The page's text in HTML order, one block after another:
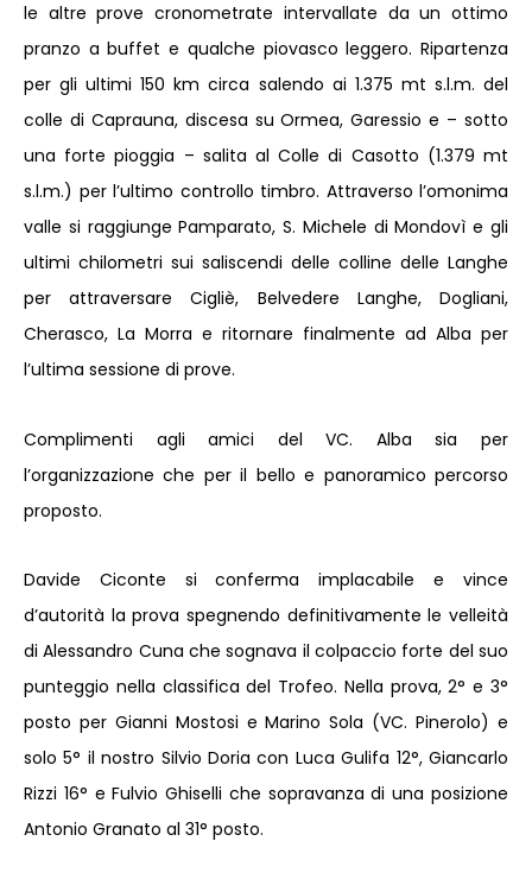
le altre prove cronometrate intervallate da un ottimo
pranzo a buffet e qualche piovasco leggero. Ripartenza
per gli ultimi 150 km circa salendo ai 1.375 mt s.l.m. del
colle di Caprauna, discesa su Ormea, Garessio e – sotto
una forte pioggia – salita al Colle di Casotto (1.379 mt
s.l.m.) per l’ultimo controllo timbro. Attraverso l’omonima
valle si raggiunge Pamparato, S. Michele di Mondovì e gli
ultimi chilometri sui saliscendi delle colline delle Langhe
per attraversare Cigliè, Belvedere Langhe, Dogliani,
Cherasco, La Morra e ritornare finalmente ad Alba per
l’ultima sessione di prove.
Complimenti agli amici del VC. Alba sia per
l’organizzazione che per il bello e panoramico percorso
proposto.
Davide Ciconte si conferma implacabile e vince
d’autorità la prova spegnendo definitivamente le velleità
di Alessandro Cuna che sognava il colpaccio forte del suo
punteggio nella classifica del Trofeo. Nella prova, 2° e 3°
posto per Gianni Mostosi e Marino Sola (VC. Pinerolo) e
solo 5° il nostro Silvio Doria con Luca Gulifa 12°, Giancarlo
Rizzi 16° e Fulvio Ghiselli che sopravanza di una posizione
Antonio Granato al 31° posto.